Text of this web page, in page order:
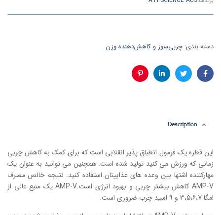
دسته بندی: چربی‌سوز و کاهش‌دهنده وزن
فیس
توئیتر لینکدینپینترست
Description
این قطره یک فرمول انطباق پذیر انقلابی است که برای کمک به کاهش چربی
زمانی که ورزش می کنید تولید شده است. همچنین می توانید به عنوان یک
مهارکننده اشتها بین وعده های غذاییتان استفاده کنید. نتیجه خالص مصرف
AMP-V کاهش بیشتر چربی و بهبود انرژی است.AMP-V یک منبع عالی از
امگا 3،5،6،7 و 9 اسید چرب ضروری است.